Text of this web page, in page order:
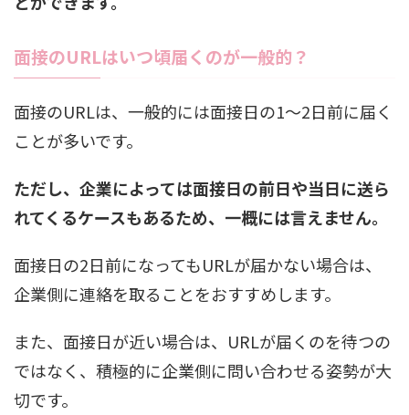
面接のURLはいつ頃届くのが一般的？
面接のURLは、一般的には面接日の1〜2日前に届く
ことが多いです。
ただし、企業によっては面接日の前日や当日に送ら
れてくるケースもあるため、一概には言えません。
面接日の2日前になってもURLが届かない場合は、
企業側に連絡を取ることをおすすめします。
また、面接日が近い場合は、URLが届くのを待つの
ではなく、積極的に企業側に問い合わせる姿勢が大
切です。